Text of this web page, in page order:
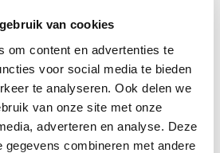
van cookies
om content en advertenties te
voor social media te bieden
te analyseren. Ook delen we
van onze site met onze
adverteren en analyse. Deze
gegevens combineren met andere
‘Liefde van toen’ verzamelt
uit vervlogen tijden. In
onze voorouders anonieme
minnaar, geliefde of weggelopen
blijf ik u beminnen’ bespreekt hij
en vertelt over het